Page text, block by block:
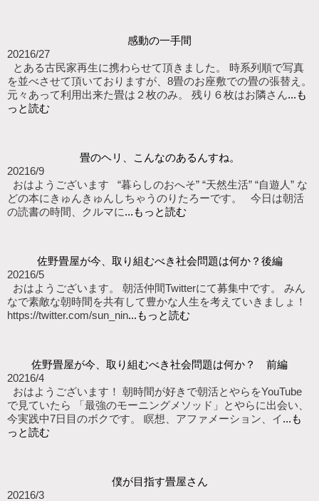
感動の一手間
20216/27
とある古民家再生に携わらせて頂きました。 時系列順で写真
を並べさせて頂いておりますが、8畳のお座敷での畳の張替え。
元々あって利用出来た畳は２枚のみ。 残り６枚はお隣さん...も
っと読む
畳のヘリ、こんなのあるんすね。
20216/9
おはようございます “暮らしのおへそ” “天然生活” “自遊人” な
どの本にきゅんきゅんしちゃうのりたろーです。 今日は朝活
の読書の時間、クルマに...もっと読む
佐野畳屋が今、取り組むべき社会問題は何か？後編
20216/5
おはようございます。 朝活仲間Twitterにて募集中です。 みん
なで素敵な朝時間を共有して豊かな人生を考えていきましょ！
https://twitter.com/sun_nin...もっと読む
佐野畳屋が今、取り組むべき社会問題は何か？ 前編
20216/4
おはようございます！ 朝時間が好きで朝活とやらをYouTube
で見ていたら 「最強のモーニングメソッド」とやらに出会い、
今実践中7日目のボクです。 瞑想、アファメーション、イ...も
っと読む
僕が目指す畳屋さん
20216/3